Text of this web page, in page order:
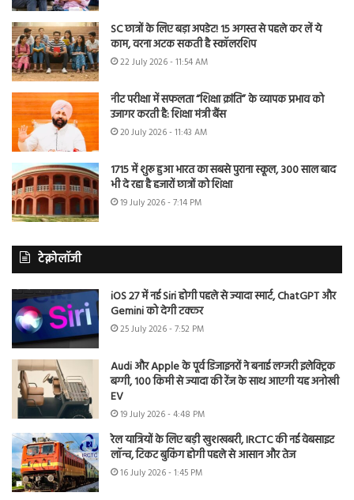
SC छात्रों के लिए बड़ा अपडेट! 15 अगस्त से पहले कर लें ये
काम, वरना अटक सकती है स्कॉलरशिप
22 July 2026 - 11:54 AM
नीट परीक्षा में सफलता “शिक्षा क्रांति” के व्यापक प्रभाव को
उजागर करती है: शिक्षा मंत्री बैंस
20 July 2026 - 11:43 AM
1715 में शुरू हुआ भारत का सबसे पुराना स्कूल, 300 साल बाद
भी दे रहा है हजारों छात्रों को शिक्षा
19 July 2026 - 7:14 PM
टेक्नोलॉजी
iOS 27 में नई Siri होगी पहले से ज्यादा स्मार्ट, ChatGPT और
Gemini को देगी टक्कर
25 July 2026 - 7:52 PM
Audi और Apple के पूर्व डिजाइनरों ने बनाई लग्जरी इलेक्ट्रिक
बग्गी, 100 किमी से ज्यादा की रेंज के साथ आएगी यह अनोखी
EV
19 July 2026 - 4:48 PM
रेल यात्रियों के लिए बड़ी खुशखबरी, IRCTC की नई वेबसाइट
लॉन्च, टिकट बुकिंग होगी पहले से आसान और तेज
16 July 2026 - 1:45 PM